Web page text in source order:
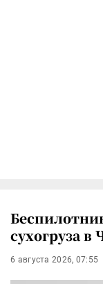
сухогруза
6 августа 2026, 07:55